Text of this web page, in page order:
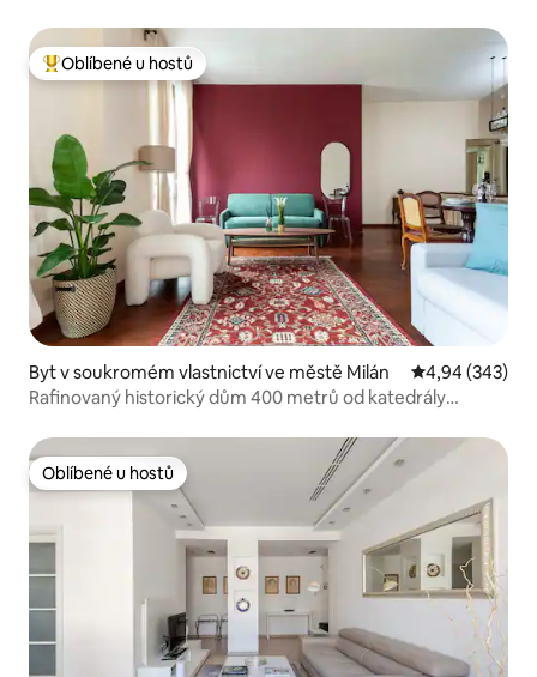
Nejlepší v kategorii Oblíbené u hostů
Oblíbené u hostů
Byt v soukromém vlastnictví ve městě Milán Průměrné
4,94 (343)
Rafinovaný historický dům 400 metrů od katedrály
Oblíbené u hostů
Oblíbené u hostů